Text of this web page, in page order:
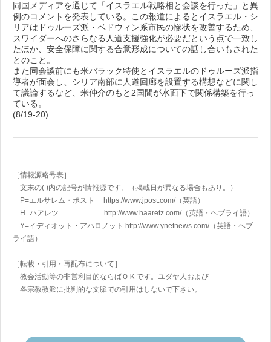
同国メディアを通じて「イスラエル戦略相と会談を行った」と異
例のコメントを発表している。この報道によるとイスラエル・シ
リアはドゥルーズ派・ベドウィン系市民の惨状を改善するため、
スワイダーへのさらなる人道支援強化が必要だという点で一致し
たほか、安全保障に関する合意形成についての話し合いもされた
とのこと。
また同会談前にも米バラック特使とイスラエルのドゥルーズ派指
導者が面会し、シリア南部に人道回廊を設置する構想などに関し
て議論するなど、米仲介のもと2国間が水面下で関係構築を行っ
ている。
(8/19-20)
［情報源略号表］
文末の( )内の記号が情報源です。（掲載日が異なる場合もあり。）
P=エルサレム・ポスト https://www.jpost.com/（英語）
H=ハアレツ http://www.haaretz.com/（英語・ヘブライ語）
Y=イディオット・アハロノット http://www.ynetnews.com/（英語・ヘブ
ライ語）
［転載・引用・再配布について］
教会活動等の非営利目的ならばＯＫです。ユダヤ人および
各宗教教派に批判的な文脈での引用はしないで下さい。